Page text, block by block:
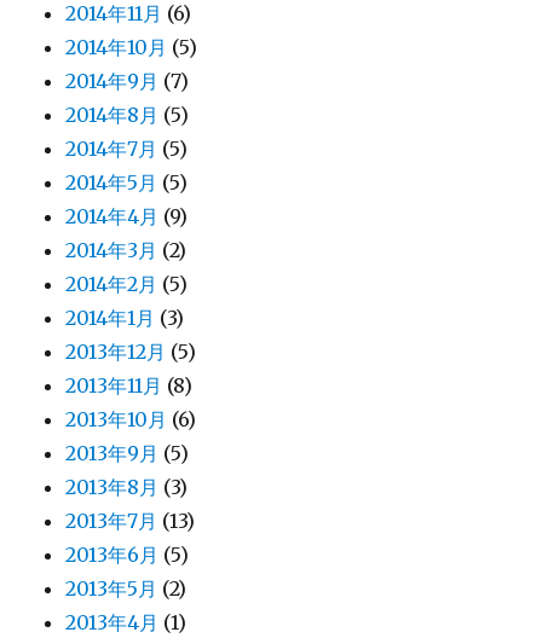
2014年11月 (6)
2014年10月 (5)
2014年9月 (7)
2014年8月 (5)
2014年7月 (5)
2014年5月 (5)
2014年4月 (9)
2014年3月 (2)
2014年2月 (5)
2014年1月 (3)
2013年12月 (5)
2013年11月 (8)
2013年10月 (6)
2013年9月 (5)
2013年8月 (3)
2013年7月 (13)
2013年6月 (5)
2013年5月 (2)
2013年4月 (1)